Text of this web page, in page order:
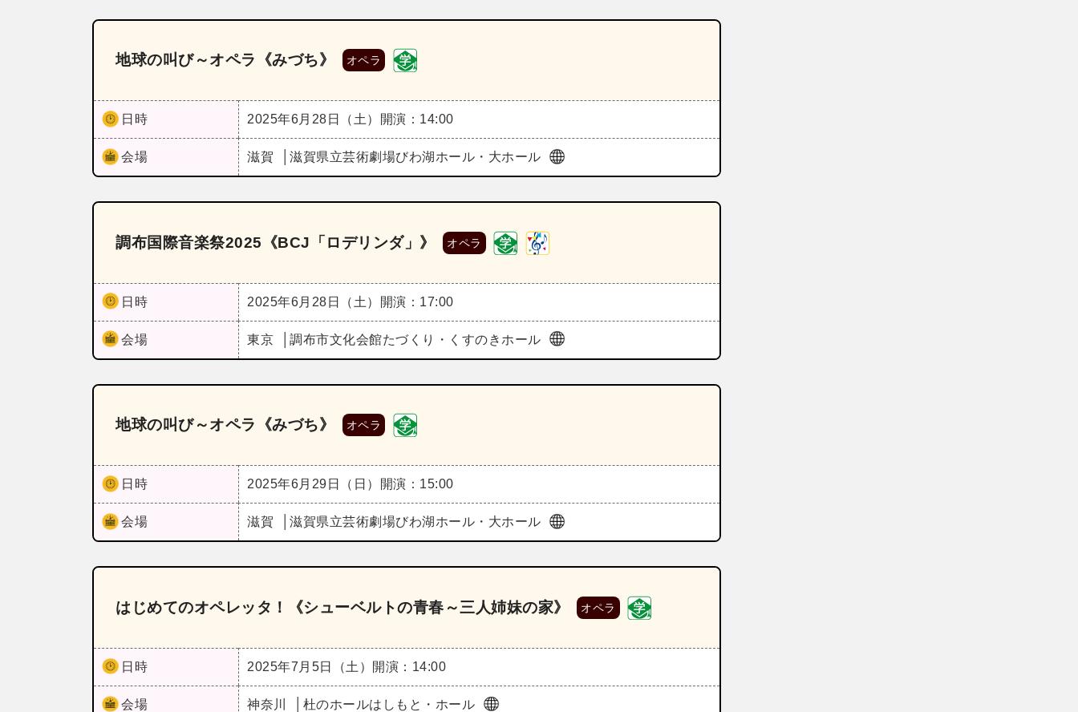
地球の叫び～オペラ《みづち》 オペラ
日時 2025年6月28日（土） 開演：14:00
会場 滋賀 滋賀県立芸術劇場びわ湖ホール・大ホール
調布国際音楽祭2025《BCJ「ロデリンダ」》 オペラ
日時 2025年6月28日（土） 開演：17:00
会場 東京 調布市文化会館たづくり・くすのきホール
地球の叫び～オペラ《みづち》 オペラ
日時 2025年6月29日（日） 開演：15:00
会場 滋賀 滋賀県立芸術劇場びわ湖ホール・大ホール
はじめてのオペレッタ！《シューベルトの青春～三人姉妹の家》 オペラ
日時 2025年7月5日（土） 開演：14:00
会場 神奈川 杜のホールはしもと・ホール